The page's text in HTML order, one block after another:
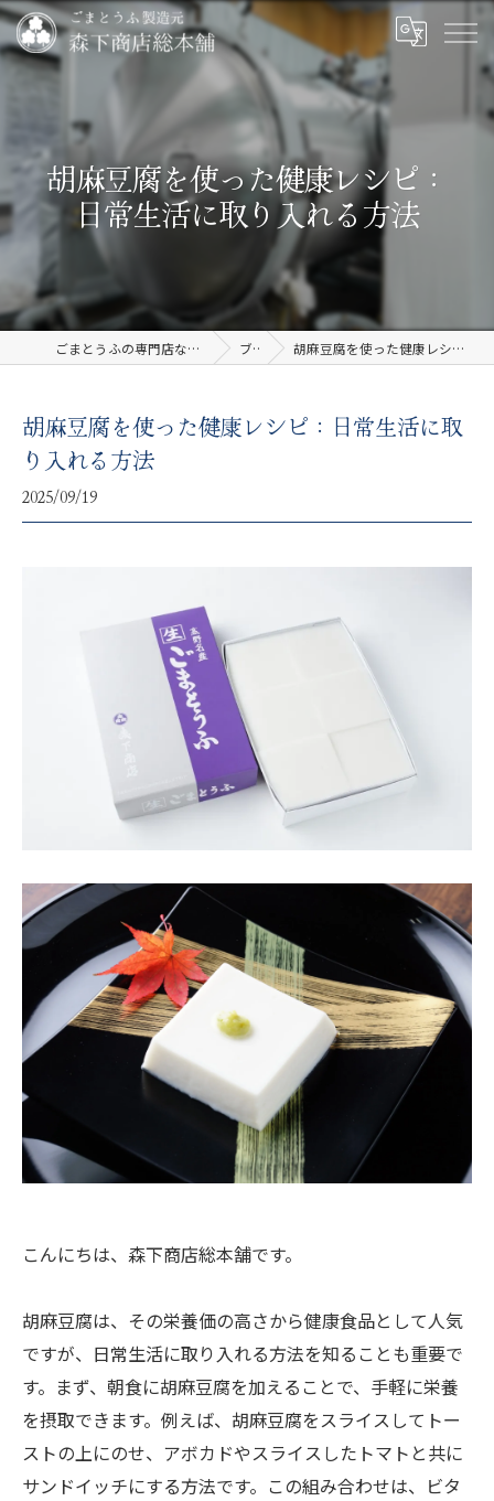
胡麻豆腐を使った健康レシピ：
日常生活に取り入れる方法
ごまとうふの専門店なら有限会社森下商店総本舗 ブログ 胡麻豆腐を使った健康レシピ：日常生活に取り入れる方法
胡麻豆腐を使った健康レシピ：日常生活に取
り入れる方法
2025/09/19
こんにちは、森下商店総本舗です。
胡麻豆腐は、その栄養価の高さから健康食品として人気
ですが、日常生活に取り入れる方法を知ることも重要で
す。まず、朝食に胡麻豆腐を加えることで、手軽に栄養
を摂取できます。例えば、胡麻豆腐をスライスしてトー
ストの上にのせ、アボカドやスライスしたトマトと共に
サンドイッチにする方法です。この組み合わせは、ビタ